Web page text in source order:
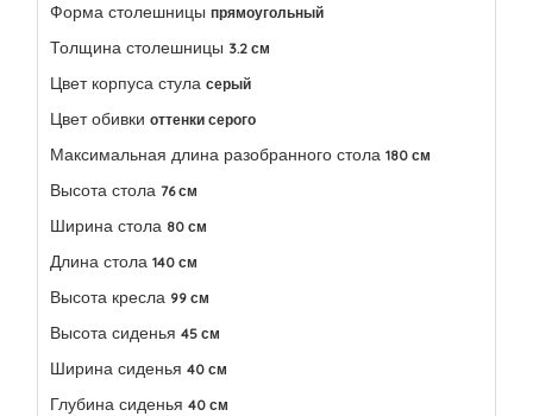
Форма столешницы прямоугольный
Толщина столешницы 3.2 см
Цвет корпуса стула серый
Цвет обивки оттенки серого
Максимальная длина разобранного стола 180 см
Высота стола 76 см
Ширина стола 80 см
Длина стола 140 см
Высота кресла 99 см
Высота сиденья 45 см
Ширина сиденья 40 см
Глубина сиденья 40 см